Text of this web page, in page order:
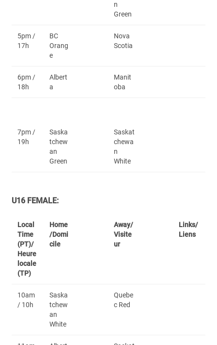
n
Green
5pm /
17h
BC
Orang
e
Nova
Scotia
6pm /
18h
Albert
a
Manit
oba
7pm /
19h
Saska
tchew
an
Green
Saskat
chewa
n
White
U16 FEMALE:
Local
Time
(PT)/
Heure
locale
(TP)
Home
/Domi
cile
Away/
Visite
ur
Links/
Liens
10am
/ 10h
Saska
tchew
an
White
Quebe
c Red